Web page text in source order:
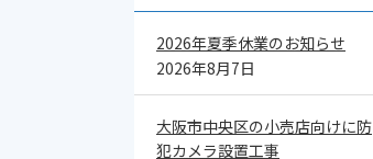
2026年夏季休業のお知らせ
2026年8月7日
大阪市中央区の小売店向けに防
犯カメラ設置工事